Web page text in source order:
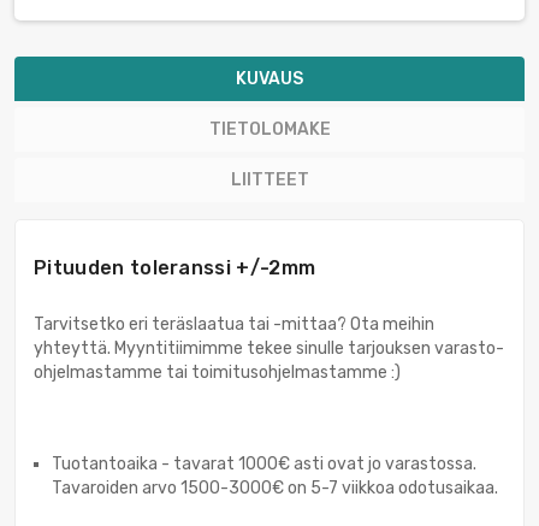
KUVAUS
TIETOLOMAKE
LIITTEET
Pituuden toleranssi +/-2mm
Tarvitsetko eri teräslaatua tai -mittaa? Ota meihin
yhteyttä. Myyntitiimimme tekee sinulle tarjouksen varasto-
ohjelmastamme tai toimitusohjelmastamme :)
Tuotantoaika - tavarat 1000€ asti ovat jo varastossa.
Tavaroiden arvo 1500-3000€ on 5-7 viikkoa odotusaikaa.